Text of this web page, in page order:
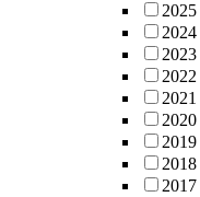
2025
2024
2023
2022
2021
2020
2019
2018
2017